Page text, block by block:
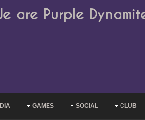
are Purple
GAMES SOCIAL CLUB